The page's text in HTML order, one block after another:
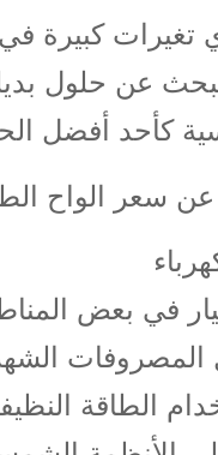
كبيرة في
عن حلول
كأحد أفضل
عن سعر الواح
في بعض
المصروفات
الطاقة